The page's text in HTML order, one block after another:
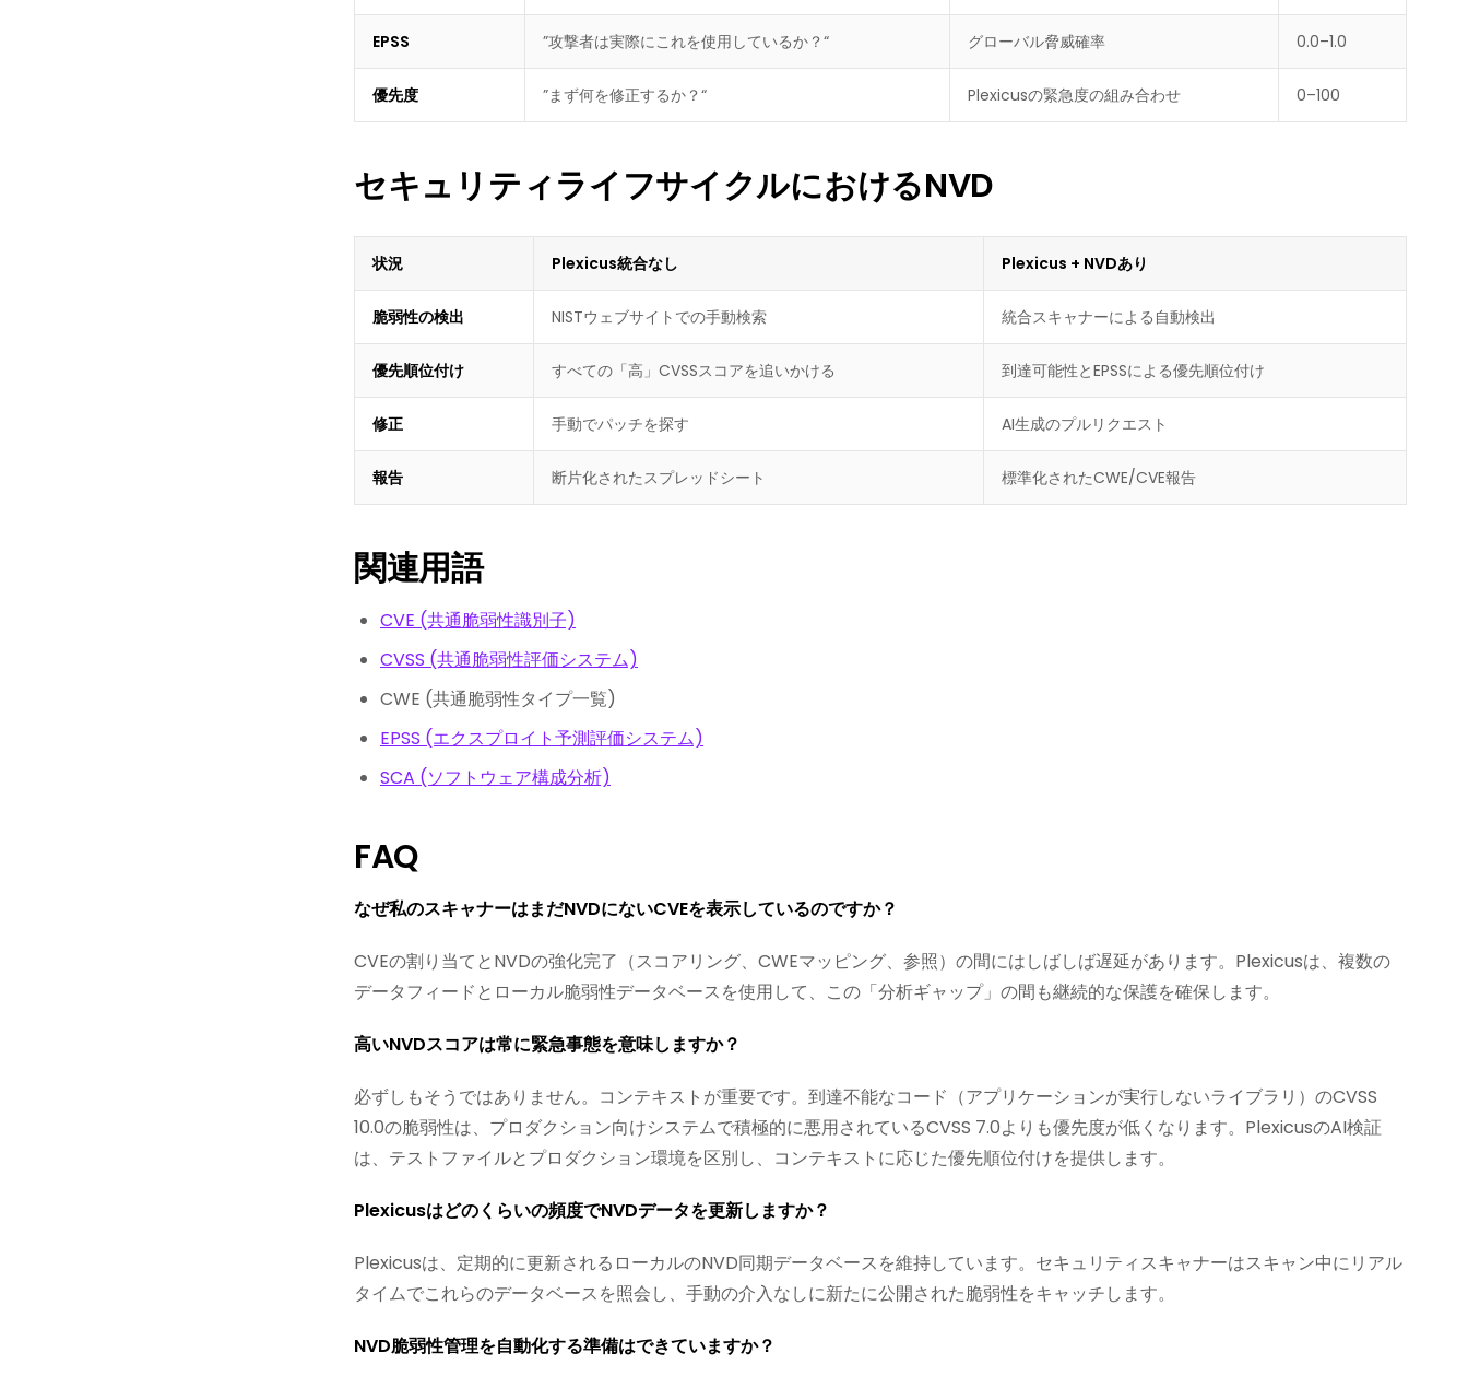
EPSS ”攻撃者は実際にこれを使用しているか？“ グローバル脅威確率 0.0–1.0
優先度 ”まず何を修正するか？“ Plexicusの緊急度の組み合わせ 0–100
セキュリティライフサイクルにおけるNVD
状況 Plexicus統合なし Plexicus + NVDあり
脆弱性の検出 NISTウェブサイトでの手動検索 統合スキャナーによる自動検出
優先順位付け すべての「高」CVSSスコアを追いかける 到達可能性とEPSSによる優先順位付け
修正 手動でパッチを探す AI生成のプルリクエスト
報告 断片化されたスプレッドシート 標準化されたCWE/CVE報告
関連用語
CVE (共通脆弱性識別子)
CVSS (共通脆弱性評価システム)
CWE (共通脆弱性タイプ一覧)
EPSS (エクスプロイト予測評価システム)
SCA (ソフトウェア構成分析)
FAQ
なぜ私のスキャナーはまだNVDにないCVEを表示しているのですか？
CVEの割り当てとNVDの強化完了（スコアリング、CWEマッピング、参照）の間にはしばしば遅延があります。Plexicusは、複数の
データフィードとローカル脆弱性データベースを使用して、この「分析ギャップ」の間も継続的な保護を確保します。
高いNVDスコアは常に緊急事態を意味しますか？
必ずしもそうではありません。コンテキストが重要です。到達不能なコード（アプリケーションが実行しないライブラリ）のCVSS
10.0の脆弱性は、プロダクション向けシステムで積極的に悪用されているCVSS 7.0よりも優先度が低くなります。PlexicusのAI検証
は、テストファイルとプロダクション環境を区別し、コンテキストに応じた優先順位付けを提供します。
Plexicusはどのくらいの頻度でNVDデータを更新しますか？
Plexicusは、定期的に更新されるローカルのNVD同期データベースを維持しています。セキュリティスキャナーはスキャン中にリアル
タイムでこれらのデータベースを照会し、手動の介入なしに新たに公開された脆弱性をキャッチします。
NVD脆弱性管理を自動化する準備はできていますか？